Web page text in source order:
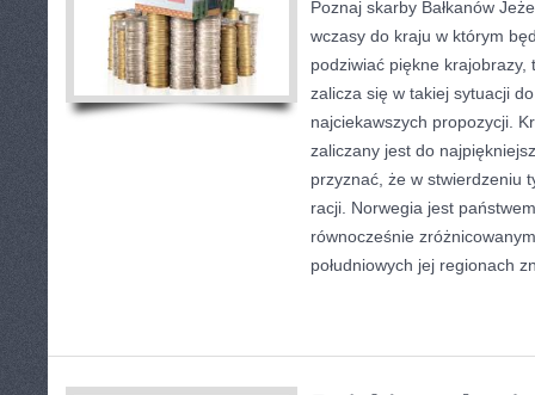
Poznaj skarby Bałkanów
wczasy do kraju w którym
podziwiać piękne
zalicza się w takiej sytuacji
najciekawszych propozycji.
zaliczany jest do
przyznać, że w stwierdzeniu
racji. Norwegia jest
równocześnie
południowych jej regionach